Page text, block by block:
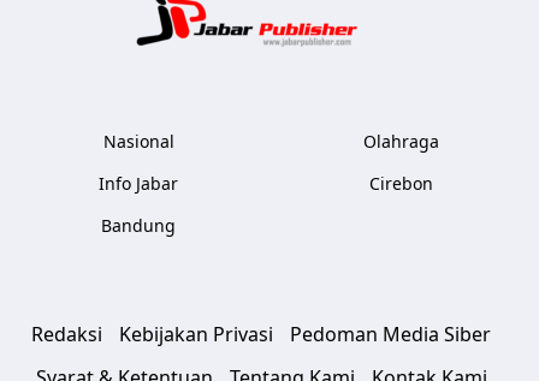
Nasional
Info Jabar
Bandung
Olahraga
Cirebon
Redaksi Kebijakan Privasi
Pedoman Media Siber